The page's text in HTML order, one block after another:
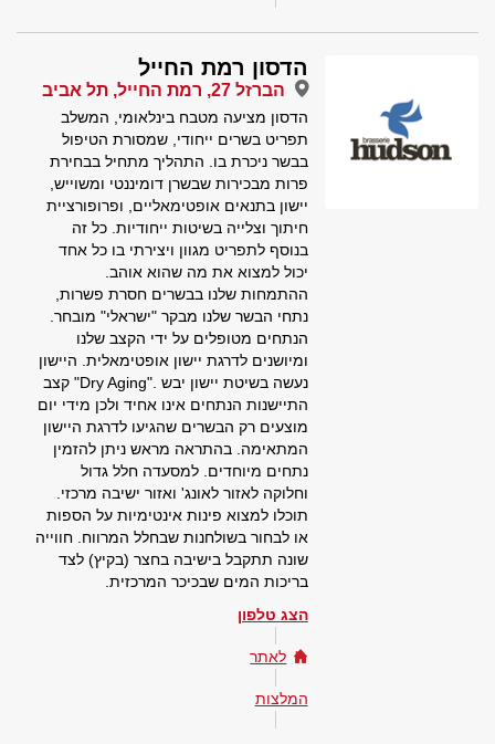
הדסון רמת החייל
הברזל 27, רמת החייל, תל אביב
הדסון מציעה מטבח בינלאומי, המשלב
תפריט בשרים ייחודי, שמסורת הטיפול
בבשר ניכרת בו. התהליך מתחיל בבחירת
פרות מבכירות שבשרן דומיננטי ומשוייש,
יישון בתנאים אופטימאליים, ופרופורציית
חיתוך וצלייה בשיטות ייחודיות. כל זה
בנוסף לתפריט מגוון ויצירתי בו כל אחד
יכול למצוא את מה שהוא אוהב.
ההתמחות שלנו בבשרים חסרת פשרות,
נתחי הבשר שלנו מבקר "ישראלי" מובחר.
הנתחים מטופלים על ידי הקצב שלנו
ומיושנים לדרגת יישון אופטימאלית. היישון
נעשה בשיטת יישון יבש ."Dry Aging" קצב
התיישנות הנתחים אינו אחיד ולכן מידי יום
מוצעים רק הבשרים שהגיעו לדרגת היישון
המתאימה. בהתראה מראש ניתן להזמין
נתחים מיוחדים. למסעדה חלל גדול
וחלוקה לאזור לאונג' ואזור ישיבה מרכזי.
תוכלו למצוא פינות אינטימיות על הספות
או לבחור בשולחנות שבחלל המרווח. חווייה
שונה תתקבל בישיבה בחצר (בקיץ) לצד
בריכות המים שבכיכר המרכזית.
הצג טלפון
לאתר
המלצות